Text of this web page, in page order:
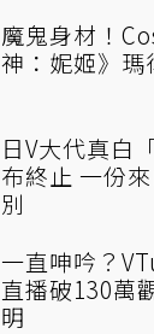
魔鬼身材！
神：妮姬》瑪
日V大代真白
布終止 一份
別
一直呻吟？
直播破130萬
明